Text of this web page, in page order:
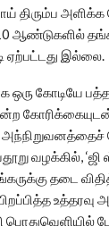
திரும்ப
ஆண்டுகளில்
ஏற்பட்டது இல்லை.
கோடியே
வழக்கில், ‘ஜி
தடை
உத்தரவு
பொதுவெளியில்